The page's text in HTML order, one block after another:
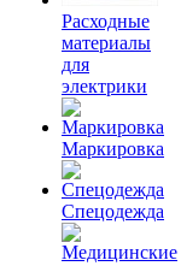
Расходные
материалы
для
электрики
Маркировка
Спецодежда